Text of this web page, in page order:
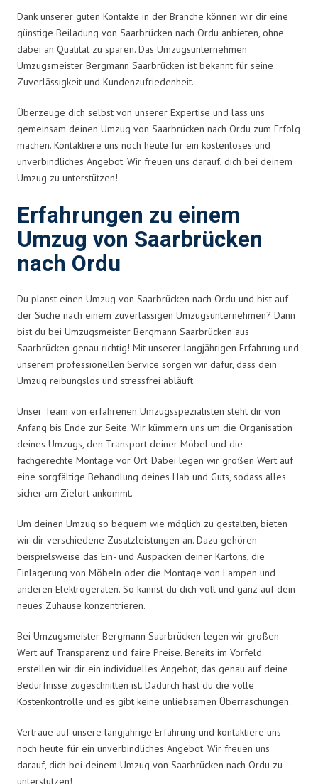
Dank unserer guten Kontakte in der Branche können wir dir eine
günstige Beiladung von Saarbrücken nach Ordu anbieten, ohne
dabei an Qualität zu sparen. Das Umzugsunternehmen
Umzugsmeister Bergmann Saarbrücken ist bekannt für seine
Zuverlässigkeit und Kundenzufriedenheit.
Überzeuge dich selbst von unserer Expertise und lass uns
gemeinsam deinen Umzug von Saarbrücken nach Ordu zum Erfolg
machen. Kontaktiere uns noch heute für ein kostenloses und
unverbindliches Angebot. Wir freuen uns darauf, dich bei deinem
Umzug zu unterstützen!
Erfahrungen zu einem
Umzug von Saarbrücken
nach Ordu
Du planst einen Umzug von Saarbrücken nach Ordu und bist auf
der Suche nach einem zuverlässigen Umzugsunternehmen? Dann
bist du bei Umzugsmeister Bergmann Saarbrücken aus
Saarbrücken genau richtig! Mit unserer langjährigen Erfahrung und
unserem professionellen Service sorgen wir dafür, dass dein
Umzug reibungslos und stressfrei abläuft.
Unser Team von erfahrenen Umzugsspezialisten steht dir von
Anfang bis Ende zur Seite. Wir kümmern uns um die Organisation
deines Umzugs, den Transport deiner Möbel und die
fachgerechte Montage vor Ort. Dabei legen wir großen Wert auf
eine sorgfältige Behandlung deines Hab und Guts, sodass alles
sicher am Zielort ankommt.
Um deinen Umzug so bequem wie möglich zu gestalten, bieten
wir dir verschiedene Zusatzleistungen an. Dazu gehören
beispielsweise das Ein- und Auspacken deiner Kartons, die
Einlagerung von Möbeln oder die Montage von Lampen und
anderen Elektrogeräten. So kannst du dich voll und ganz auf dein
neues Zuhause konzentrieren.
Bei Umzugsmeister Bergmann Saarbrücken legen wir großen
Wert auf Transparenz und faire Preise. Bereits im Vorfeld
erstellen wir dir ein individuelles Angebot, das genau auf deine
Bedürfnisse zugeschnitten ist. Dadurch hast du die volle
Kostenkontrolle und es gibt keine unliebsamen Überraschungen.
Vertraue auf unsere langjährige Erfahrung und kontaktiere uns
noch heute für ein unverbindliches Angebot. Wir freuen uns
darauf, dich bei deinem Umzug von Saarbrücken nach Ordu zu
unterstützen!